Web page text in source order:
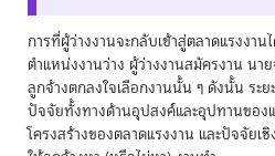
การที่ผู้ว่างงานจะกลับเข้าสู่ตลาดแรงงา
ตำแหน่งงานว่าง ผู้ว่างงานสมัครงาน นา
ลูกจ้างตกลงใจเลือกงานนั้น ๆ ดังนั้น ระย
ปัจจัยทั้งทางด้านอุปสงค์และอุปทานของ
โครงสร้างของตลาดแรงงาน และปัจจัยเ